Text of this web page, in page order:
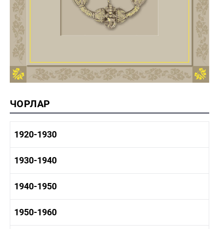
ЧОРЛАР
1920-1930
1920-1930 тарих
1920-1930 мәдәният
1930-1940
1930-1940 тарих
1930-1940 мәдәният
1940-1950
1940-1950 тарих
1950-1960